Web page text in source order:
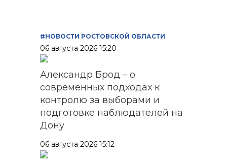
#НОВОСТИ РОСТОВСКОЙ ОБЛАСТИ
06 августа 2026 15:20
Александр Брод – о
современных подходах к
контролю за выборами и
подготовке наблюдателей на
Дону
06 августа 2026 15:12